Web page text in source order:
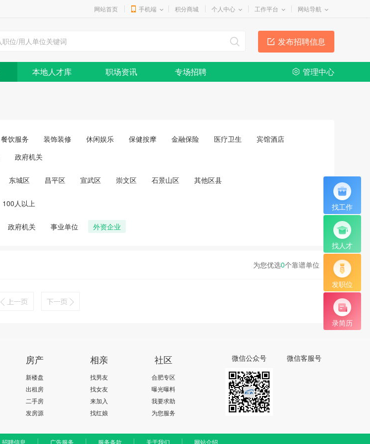
网站首页 手机端 积分商城 个人中心 工作平台 网站导航
发布招聘信息
本地人才库 职场资讯 专场招聘 管理中心
找工作
找人才
发职位
录简历
餐饮服务 装饰装修 休闲娱乐 保健按摩 金融保险 医疗卫生
宾馆酒店
政府机关
东城区 昌平区 宣武区 崇文区 石景山区 其他区县
100人以上
政府机关 事业单位 外资企业
为您优选0个靠谱单位
房产
新楼盘
出租房
二手房
发房源
相亲
找男友
找女友
来加入
找红娘
社区
合肥专区
曝光曝料
我要求助
为您服务
微信公众号 微信客服号
招聘信息 广告服务 服务条款 关于我们 网站介绍